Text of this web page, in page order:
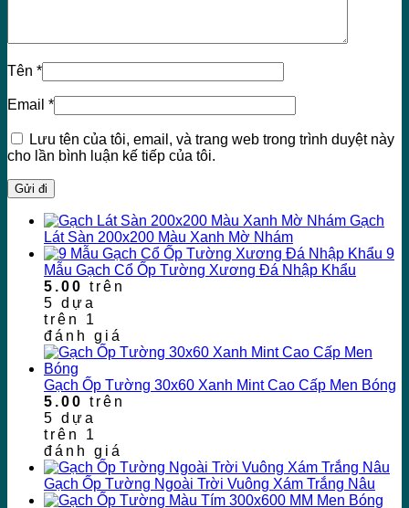
Tên *
Email *
Lưu tên của tôi, email, và trang web trong trình duyệt này
cho lần bình luận kế tiếp của tôi.
Gạch
Lát Sàn 200x200 Màu Xanh Mờ Nhám
9
Mẫu Gạch Cổ Ốp Tường Xương Đá Nhập Khẩu
5.00 trên
5 dựa
trên 1
đánh giá
Gạch Ốp Tường 30x60 Xanh Mint Cao Cấp Men Bóng
5.00 trên
5 dựa
trên 1
đánh giá
Gạch Ốp Tường Ngoài Trời Vuông Xám Trắng Nâu